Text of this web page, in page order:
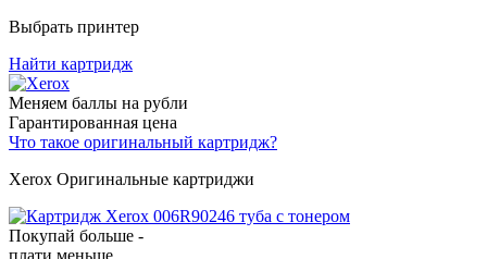
Выбрать принтер
Найти картридж
Меняем баллы на рубли
Гарантированная цена
Что такое оригинальный картридж?
Xerox Оригинальные картриджи
Покупай больше -
плати меньше